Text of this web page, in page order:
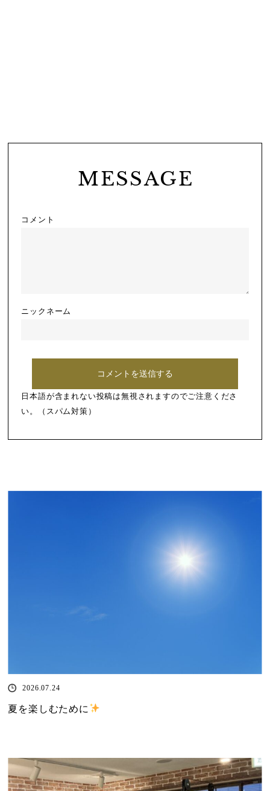
MESSAGE
コメント
ニックネーム
日本語が含まれない投稿は無視されますのでご注意くださ
い。（スパム対策）
2026.07.24
夏を楽しむために